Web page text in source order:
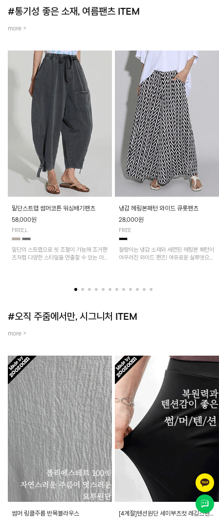
#통기성 좋은 소재, 여름팬츠 ITEM
more >
밑단스트랩 썸머코튼 워싱배기팬츠
58,000원
FREE,L
밑단의 스트랩으로 핏 조절이 가능해 조거팬
츠처럼 다양한 스타일을 연출할 수 있는 아
냉감 헤링본패턴 와이드 큐롯팬츠
28,000원
FREE
찰랑이는 냉감 소재와 세련된 헤링본 패턴이
어우러진 와이드 팬츠! 여유로운 실루엣으로
#오직 주줌에서만, 시그니처 ITEM
more >
썸머 링클주름 반목블라우스 [4계절]텐션원단 세미부츠컷 레깅스팬